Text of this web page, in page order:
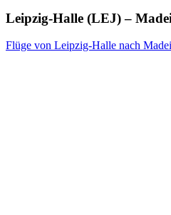
Leipzig-Halle (LEJ) –
Flüge von Leipzig-Halle nach